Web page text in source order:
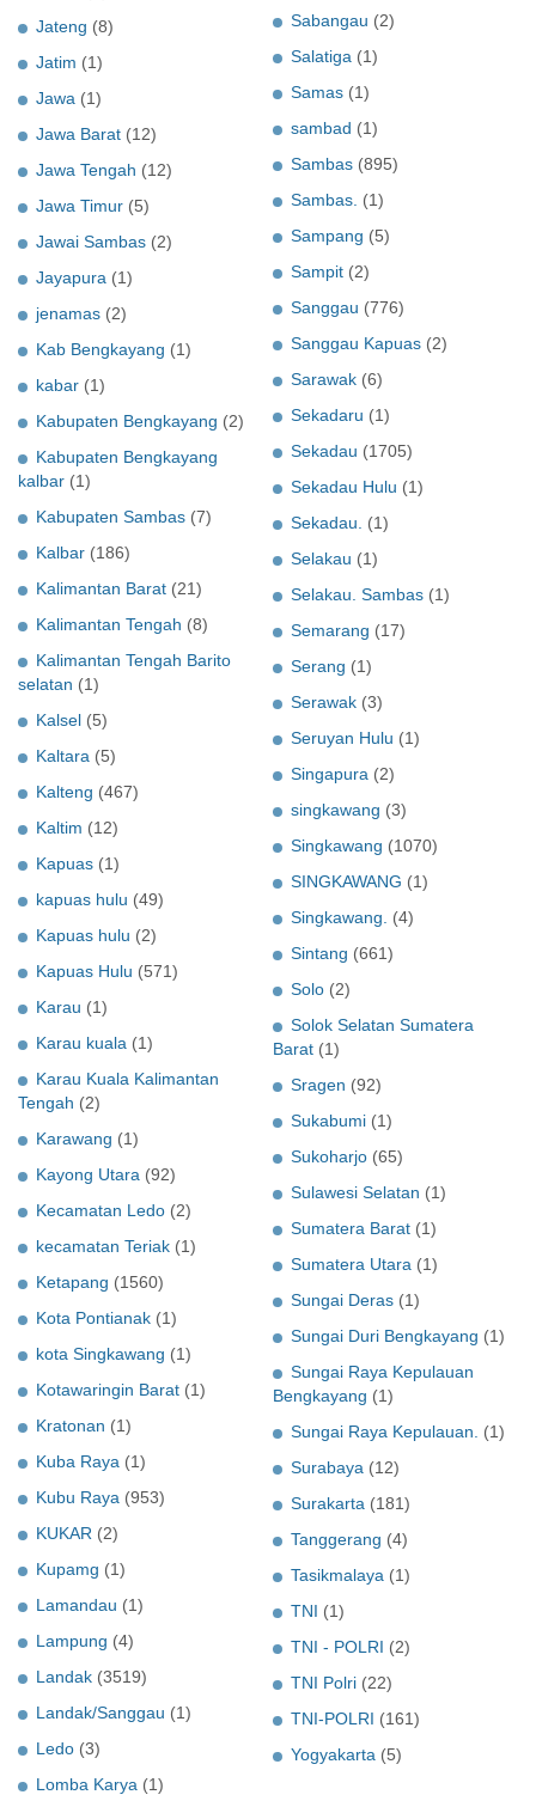
Jateng (8)
Jatim (1)
Jawa (1)
Jawa Barat (12)
Jawa Tengah (12)
Jawa Timur (5)
Jawai Sambas (2)
Jayapura (1)
jenamas (2)
Kab Bengkayang (1)
kabar (1)
Kabupaten Bengkayang (2)
Kabupaten Bengkayang
kalbar (1)
Kabupaten Sambas (7)
Kalbar (186)
Kalimantan Barat (21)
Kalimantan Tengah (8)
Kalimantan Tengah Barito
selatan (1)
Kalsel (5)
Kaltara (5)
Kalteng (467)
Kaltim (12)
Kapuas (1)
kapuas hulu (49)
Kapuas hulu (2)
Kapuas Hulu (571)
Karau (1)
Karau kuala (1)
Karau Kuala Kalimantan
Tengah (2)
Karawang (1)
Kayong Utara (92)
Kecamatan Ledo (2)
kecamatan Teriak (1)
Ketapang (1560)
Kota Pontianak (1)
kota Singkawang (1)
Kotawaringin Barat (1)
Kratonan (1)
Kuba Raya (1)
Kubu Raya (953)
KUKAR (2)
Kupamg (1)
Lamandau (1)
Lampung (4)
Landak (3519)
Landak/Sanggau (1)
Ledo (3)
Lomba Karya (1)
Sabangau (2)
Salatiga (1)
Samas (1)
sambad (1)
Sambas (895)
Sambas. (1)
Sampang (5)
Sampit (2)
Sanggau (776)
Sanggau Kapuas (2)
Sarawak (6)
Sekadaru (1)
Sekadau (1705)
Sekadau Hulu (1)
Sekadau. (1)
Selakau (1)
Selakau. Sambas (1)
Semarang (17)
Serang (1)
Serawak (3)
Seruyan Hulu (1)
Singapura (2)
singkawang (3)
Singkawang (1070)
SINGKAWANG (1)
Singkawang. (4)
Sintang (661)
Solo (2)
Solok Selatan Sumatera
Barat (1)
Sragen (92)
Sukabumi (1)
Sukoharjo (65)
Sulawesi Selatan (1)
Sumatera Barat (1)
Sumatera Utara (1)
Sungai Deras (1)
Sungai Duri Bengkayang (1)
Sungai Raya Kepulauan
Bengkayang (1)
Sungai Raya Kepulauan. (1)
Surabaya (12)
Surakarta (181)
Tanggerang (4)
Tasikmalaya (1)
TNI (1)
TNI - POLRI (2)
TNI Polri (22)
TNI-POLRI (161)
Yogyakarta (5)